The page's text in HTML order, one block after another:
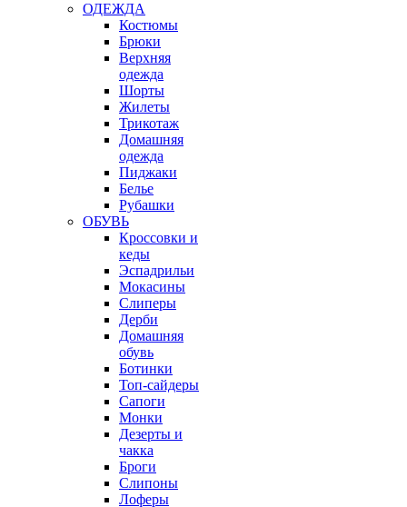
ОДЕЖДА
Костюмы
Брюки
Верхняя
одежда
Шорты
Жилеты
Трикотаж
Домашняя
одежда
Пиджаки
Белье
Рубашки
ОБУВЬ
Кроссовки и
кеды
Эспадрильи
Мокасины
Слиперы
Дерби
Домашняя
обувь
Ботинки
Топ-сайдеры
Сапоги
Монки
Дезерты и
чакка
Броги
Слипоны
Лоферы